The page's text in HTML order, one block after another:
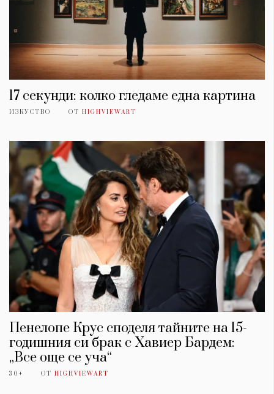
17 секунди: колко гледаме една картина
ИЗКУСТВО ОТ HIGHVIEWART
Пенелопе Крус споделя тайните на 15-
годишния си брак с Хавиер Бардем:
„Все още се уча“
30+ ОТ HIGHVIEWART